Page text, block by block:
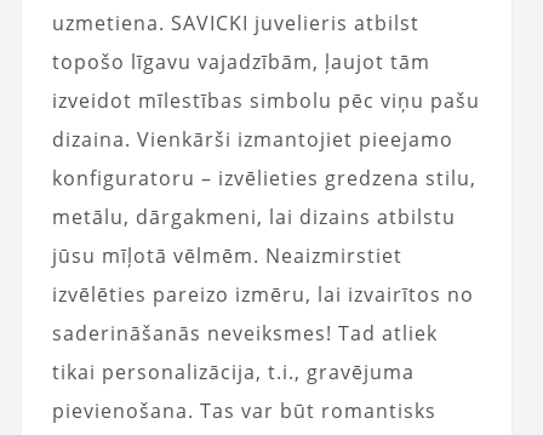
uzmetiena. SAVICKI juvelieris atbilst
topošo līgavu vajadzībām, ļaujot tām
izveidot mīlestības simbolu pēc viņu pašu
dizaina. Vienkārši izmantojiet pieejamo
konfiguratoru – izvēlieties gredzena stilu,
metālu, dārgakmeni, lai dizains atbilstu
jūsu mīļotā vēlmēm. Neaizmirstiet
izvēlēties pareizo izmēru, lai izvairītos no
saderināšanās neveiksmes! Tad atliek
tikai personalizācija, t.i., gravējuma
pievienošana. Tas var būt romantisks